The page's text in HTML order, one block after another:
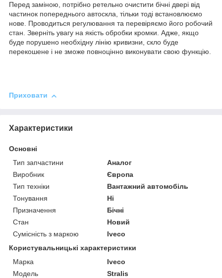
Перед заміною, потрібно ретельно очистити бічні двері від
частинок попереднього автоскла, тільки тоді встановлюємо
нове. Проводиться регулювання та перевіряємо його робочий
стан. Зверніть увагу на якість обробки кромки. Адже, якщо
буде порушено необхідну лінію кривизни, скло буде
перекошене і не зможе повноцінно виконувати свою функцію.
Приховати
Характеристики
Основні
Тип запчастини
Аналог
Виробник
Європа
Тип техніки
Вантажний автомобіль
Тонування
Ні
Призначення
Бічні
Стан
Новий
Сумісність з маркою
Iveco
Користувальницькі характеристики
Марка
Iveco
Модель
Stralis